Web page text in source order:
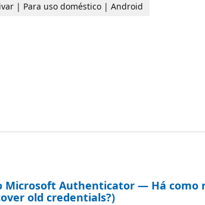
| Para uso doméstico | Android
Microsoft Authenticator — Há
old credentials?)